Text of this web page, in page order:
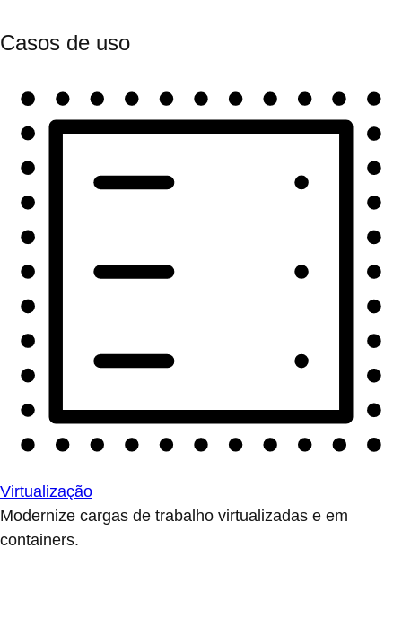
Casos de uso
Virtualização
Modernize cargas de trabalho virtualizadas e em
containers.